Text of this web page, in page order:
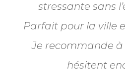
stressante sans
Parfait pour la ville
Je recommande à
hésitent